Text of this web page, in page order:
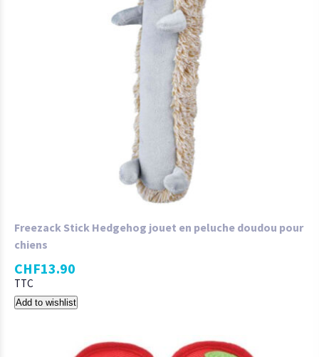
Freezack Stick Hedgehog jouet en peluche doudou pour
chiens
CHF13.90
TTC
Add to wishlist